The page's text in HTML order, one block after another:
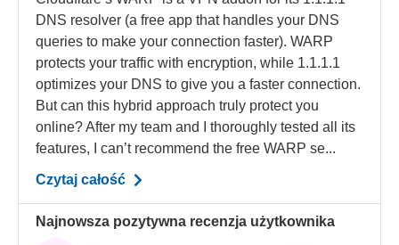
DNS resolver (a free app that handles your DNS
queries to make your connection faster). WARP
protects your traffic with encryption, while 1.1.1.1
optimizes your DNS to give you a faster connection.
But can this hybrid approach truly protect you
online? After my team and I thoroughly tested all its
features, I can’t recommend the free WARP se...
Czytaj całość
Najnowsza pozytywna recenzja użytkownika